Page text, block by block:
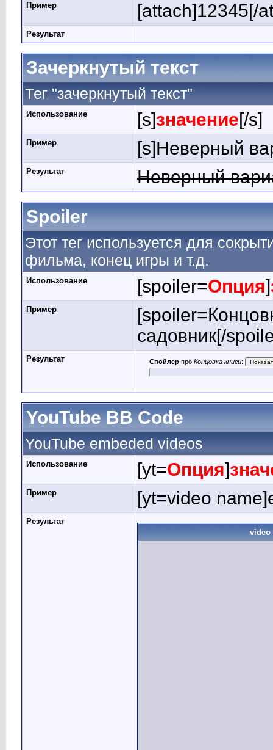
Пример [attach]12345[/
Результат
Зачеркнутый текст
Тег "зачеркнутый текст"
Использование [s]значение[/s]
Пример [s]Неверный
Результат
Неверный
Spoiler
Этот тег используется для
фильма, конец игры и т.д.
Использование [spoiler=Опция]
Пример
садовник[/
Результат Спойлер про Концовка книги:
YouTube BB Code
YouTube embeded videos
Использование [yt=Опция]
Пример [yt=video
Результат
video